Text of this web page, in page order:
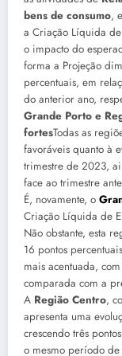
bens de consumo,
a Criação Líquida
o impacto do
forma a Projeção
percentuais, em
do anterior ano,
Grande Porto e
fortesTodas as
favoráveis quanto à
trimestre de 2023,
face ao trimestre
É, novamente, o
Criação Líquida de
Não obstante, esta
16 pontos
mais acentuada,
comparada com a
A Região Centro,
apresenta uma
crescendo três
o mesmo período